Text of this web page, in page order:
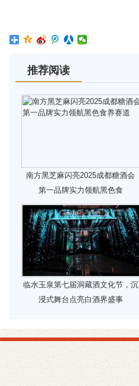
推荐阅读
南方黑芝麻闪亮2025成都糖酒会
第一品牌实力领航黑色食
临水玉泉第七届洞藏酒文化节，沉
浸式舞台点亮白酒界盛事